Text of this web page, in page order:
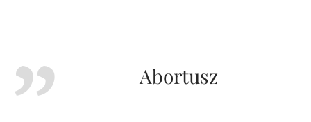
Abortusz